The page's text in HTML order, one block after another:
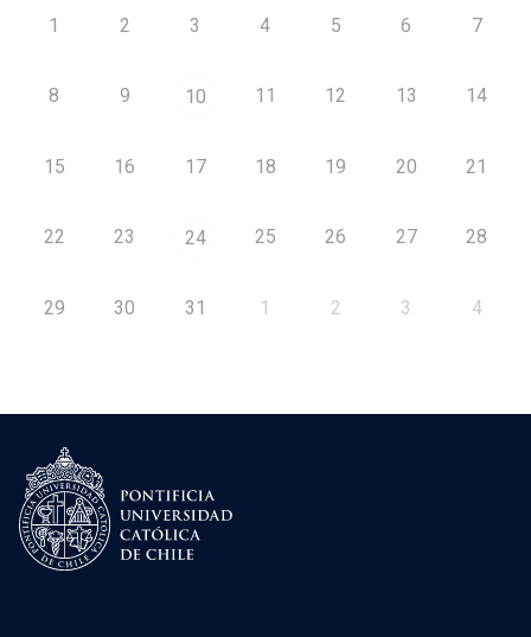
1 2 3 4 5 6 7
8 9 10 11 12 13 14
15 16 17 18 19 20 21
22 23 24 25 26 27 28
29 30 31 1 2 3 4